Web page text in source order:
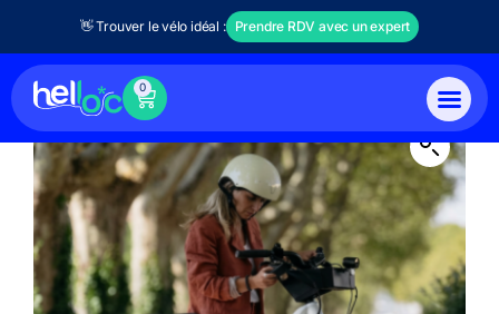
👋 Trouver le vélo idéal : Prendre RDV avec un expert
0